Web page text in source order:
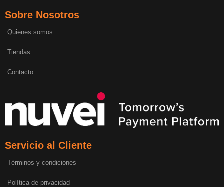
Sobre Nosotros
Quienes somos
Tiendas
Contacto
Servicio al Cliente
Términos y condiciones
Política de privacidad